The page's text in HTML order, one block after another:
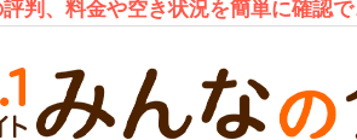
判、料金や空き状況を簡単に確認で